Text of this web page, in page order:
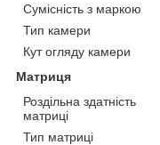
Сумісність з маркою
Тип камери
Кут огляду камери
Матриця
Роздільна здатність
матриці
Тип матриці